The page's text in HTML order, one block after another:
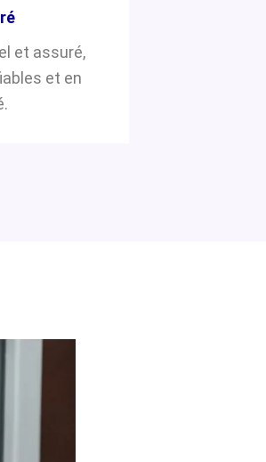
et assuré,
et en